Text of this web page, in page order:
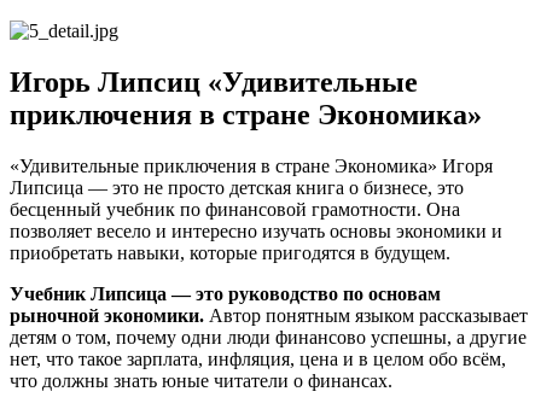
Игорь Липсиц «Удивительные
приключения в стране Экономика»
«Удивительные приключения в стране Экономика» Игоря
Липсица — это не просто детская книга о бизнесе, это
бесценный учебник по финансовой грамотности. Она
позволяет весело и интересно изучать основы экономики и
приобретать навыки, которые пригодятся в будущем.
Учебник Липсица — это руководство по основам
рыночной экономики. Автор понятным языком рассказывает
детям о том, почему одни люди финансово успешны, а другие
нет, что такое зарплата, инфляция, цена и в целом обо всём,
что должны знать юные читатели о финансах.